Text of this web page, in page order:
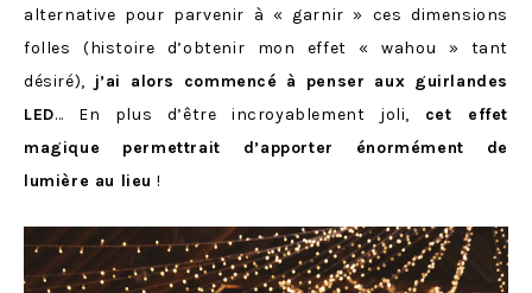
alternative pour parvenir à « garnir » ces dimensions
folles (histoire d’obtenir mon effet « wahou » tant
désiré), j’ai alors commencé à penser aux guirlandes
LED… En plus d’être incroyablement joli, cet effet
magique permettrait d’apporter énormément de
lumière au lieu !